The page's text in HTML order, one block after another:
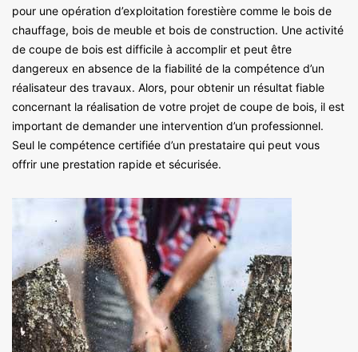
pour une opération d’exploitation forestière comme le bois de
chauffage, bois de meuble et bois de construction. Une activité
de coupe de bois est difficile à accomplir et peut être
dangereux en absence de la fiabilité de la compétence d’un
réalisateur des travaux. Alors, pour obtenir un résultat fiable
concernant la réalisation de votre projet de coupe de bois, il est
important de demander une intervention d’un professionnel.
Seul le compétence certifiée d’un prestataire qui peut vous
offrir une prestation rapide et sécurisée.